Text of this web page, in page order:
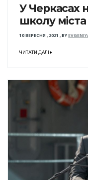
У Черкасах
школу міста
10 ВЕРЕСНЯ , 2021 ,BY
ЧИТАТИ ДАЛІ